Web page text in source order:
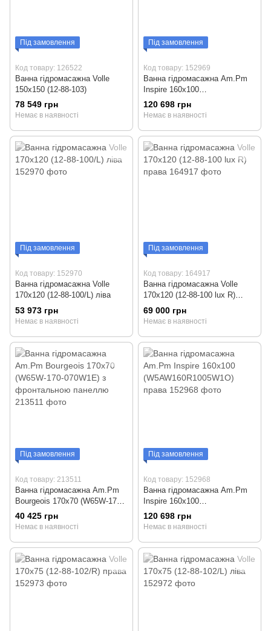
Під замовлення
Код товару: 126522
Ванна гідромасажна Volle
150x150 (12-88-103)
78 549 грн
Немає в наявності
Під замовлення
Код товару: 152969
Ванна гідромасажна Am.Pm
Inspire 160x100
(W5AW160L1005W1O) ліва
120 698 грн
Немає в наявності
Під замовлення
Код товару: 152970
Ванна гідромасажна Volle
170x120 (12-88-100/L) ліва
53 973 грн
Немає в наявності
Під замовлення
Код товару: 164917
Ванна гідромасажна Volle
170x120 (12-88-100 lux R)
права
69 000 грн
Немає в наявності
Під замовлення
Код товару: 213511
Ванна гідромасажна Am.Pm
Bourgeois 170x70 (W65W-170-
070W1E) з фронтальною
панеллю
40 425 грн
Немає в наявності
Під замовлення
Код товару: 152968
Ванна гідромасажна Am.Pm
Inspire 160x100
(W5AW160R1005W1O) права
120 698 грн
Немає в наявності